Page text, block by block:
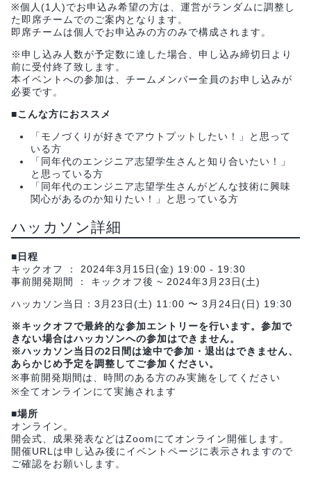
※個人(1人)でお申込み希望の方は、運営がランダムに調整し
た即席チームでのご案内となります。
即席チームは個人でお申込みの方のみで構成されます。
※申し込み人数が予定数に達した場合、申し込み締切日より
前に受付終了致します。
本イベントへの参加は、チームメンバー全員のお申し込みが
必要です。
■こんな方におススメ
「モノづくりが好きでアウトプットしたい！」と思って
いる方
「同年代のエンジニア志望学生さんと知り合いたい！」
と思っている方
「同年代のエンジニア志望学生さんがどんな技術に興味
関心があるのか知りたい！」と思っている方
ハッカソン詳細
■日程
キックオフ ： 2024年3月15日(金) 19:00 - 19:30
事前開発期間 ： キックオフ後 ~ 2024年3月23日(土)
ハッカソン当日：3月23日(土) 11:00 〜 3月24日(日) 19:30
※キックオフで最終的な参加エントリーを行います。参加で
きない場合はハッカソンへの参加はできません。
※ハッカソン当日の2日間は途中で参加・退出はできません、
あらかじめ予定を調整してご参加ください。
※事前開発期間は、時間のある方のみ実施をしてください
※全てオンラインにて実施されます
■場所
オンライン。
開会式、成果発表などはZoomにてオンライン開催します。
開催URLは申し込み後にイベントページに表示されますので
ご確認をお願いします。